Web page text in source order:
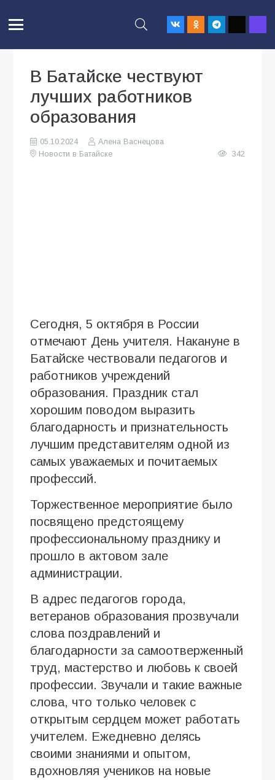
В Батайске чествуют
лучших работников
образования
05.10.2024
Алена Васнецова
Новости в Батайске
342
Сегодня, 5 октября в России
отмечают День учителя. Накануне в
Батайске чествовали педагогов и
работников учреждений
образования. Праздник стал
хорошим поводом выразить
благодарность и признательность
лучшим представителям одной из
самых уважаемых и почитаемых
профессий.
Торжественное мероприятие было
посвящено предстоящему
профессиональному празднику и
прошло в актовом зале
администрации.
В адрес педагогов города,
ветеранов образования прозвучали
слова поздравлений и
благодарности за самоотверженный
труд, мастерство и любовь к своей
профессии. Звучали и такие важные
слова, что только человек с
открытым сердцем может работать
учителем. Ежедневно делясь
своими знаниями и опытом,
вдохновляя учеников на новые